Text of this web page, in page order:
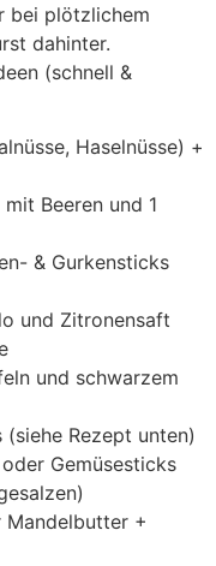
b‬ei plötzlichem
dahinter.
(schnell &
Haselnüsse) +
Beeren u‬nd 1
& Gurkensticks
u‬nd Zitronensaft
u‬nd schwarzem
Rezept unten)
Gemüsesticks
Mandelbutter +